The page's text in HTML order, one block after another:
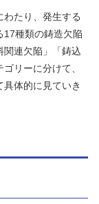
たり、発生する
17種類の鋳造欠陥
関連欠陥」「鋳込
リーに分けて、
体的に見ていき